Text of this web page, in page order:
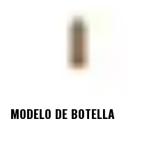
MODELO DE BOTELLA